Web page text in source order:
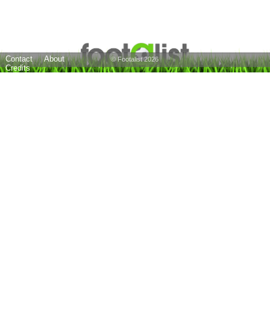
Contact
About
Credits
© Footalist 2026